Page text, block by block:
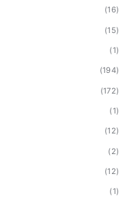
(16)
(15)
(1)
(194)
(172)
(1)
(12)
(2)
(12)
(1)